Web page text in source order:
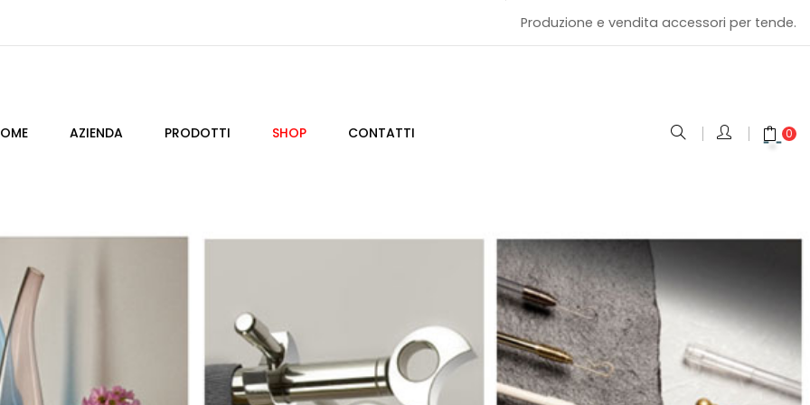
Produzione e vendita accessori per tende.
AZIENDA PRODOTTI SHOP CONTATTI 0